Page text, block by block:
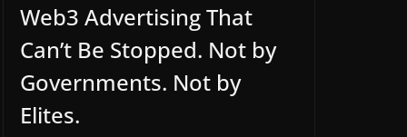
Web3 Advertising That
Can’t Be Stopped. Not by
Governments. Not by
Elites.